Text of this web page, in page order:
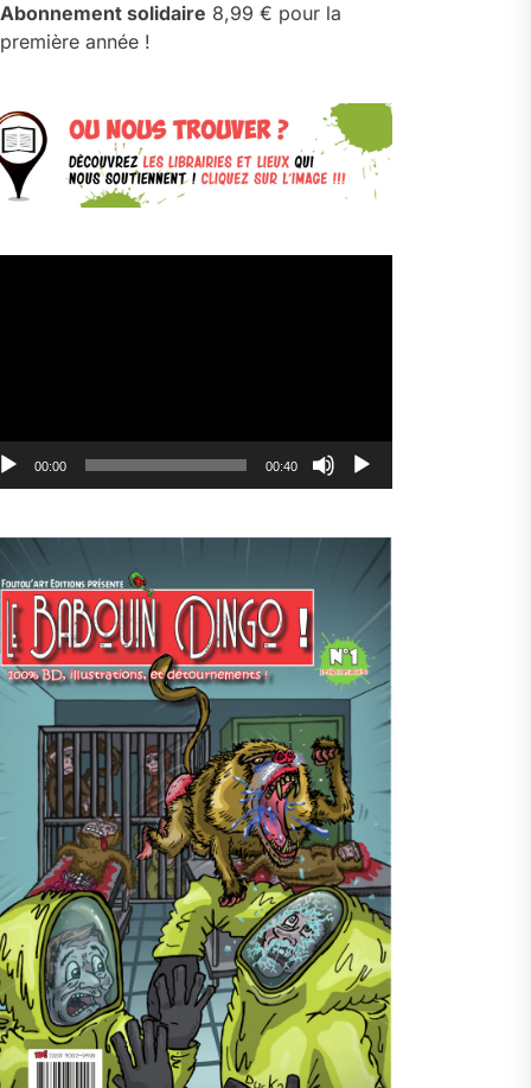
Abonnement solidaire 8,99 € pour la
première année !
00:00 00:40